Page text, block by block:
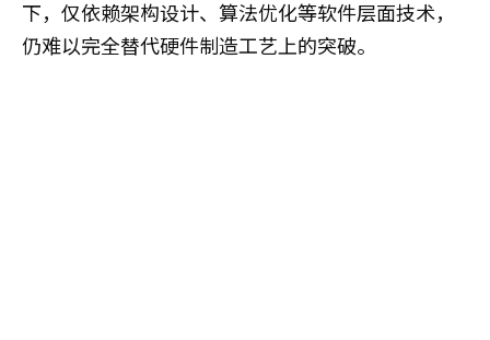
下，仅依赖架构设计、算法优化等软件层面技术，
仍难以完全替代硬件制造工艺上的突破。